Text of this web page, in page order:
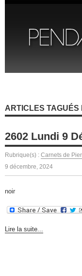
ARTICLES TAGUÉS
2602 Lundi 9
Rubrique(s) : Carnets de
9 décembre, 2024
noir
Lire la suite...